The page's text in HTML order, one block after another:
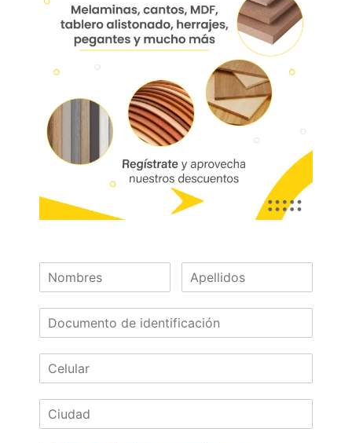
Rodachina 401 Plataforma Nylon Negra 40 Mm
Hro401-01
Aplicación: Escritorios, centros de
entretenimiento, oficina.
Código
04141
Referencia:
HRO401-01
Las imágenes mostradas son de referencia y los colores podrían variar
en físico. Los costos de envío son variables y serán asumidos por el
comprador. No incluye servicios como corte, cantos o enchape. Sólo
Nuestras
Marcas